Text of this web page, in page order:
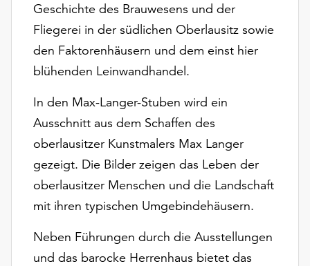
Einstellungen
über
Schaltfläche
„Auswählen“.
Weitere
Informationen
unserer
Datenschutzerklärung
oder
dem
Impressum
Geschichte des Brauwesens und der
Fliegerei in der südlichen Oberlausitz sowie
den Faktorenhäusern und dem einst hier
blühenden Leinwandhandel.
In den Max-Langer-Stuben wird ein
Ausschnitt aus dem Schaffen des
oberlausitzer Kunstmalers Max Langer
gezeigt. Die Bilder zeigen das Leben der
oberlausitzer Menschen und die Landschaft
mit ihren typischen Umgebindehäusern.
Neben Führungen durch die Ausstellungen
und das barocke Herrenhaus bietet das